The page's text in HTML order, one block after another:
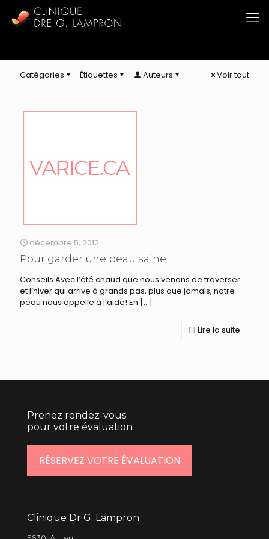
Catégories Étiquettes Auteurs Voir tout
décembre 5, 2012
Pour garder une peau saine
Conseils Avec l’été chaud que nous venons de traverser
et l’hiver qui arrive à grands pas, plus que jamais, notre
peau nous appelle à l’aide! En […]
Lire la suite
Prenez rendez-vous
pour votre évaluation
RÉSERVEZ VOTRE ÉVALUATION
Clinique Dr G. Lampron